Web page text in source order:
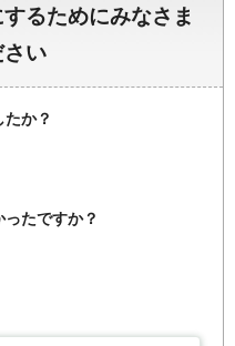
るためにみなさま
い
か？
たですか？